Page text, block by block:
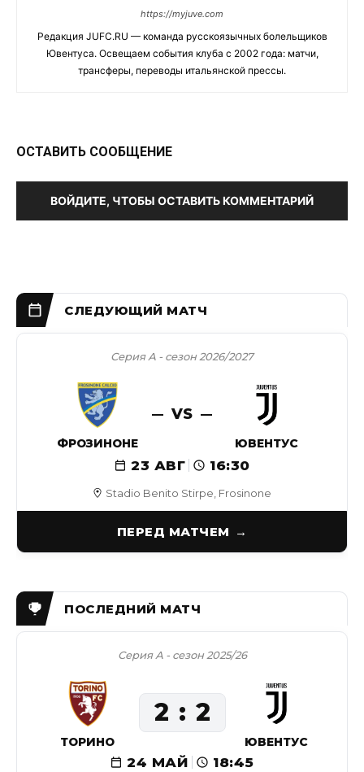
https://myjuve.com
Редакция JUFC.RU — команда русскоязычных болельщиков
Ювентуса. Освещаем события клуба с 2002 года: матчи,
трансферы, переводы итальянской прессы.
ОСТАВИТЬ СООБЩЕНИЕ
ВОЙДИТЕ, ЧТОБЫ ОСТАВИТЬ КОММЕНТАРИЙ
Stadio Benito Stirpe, Frosinone
Серия А - сезон 2026/2027
ФРОЗИНОНЕ
VS
ЮВЕНТУС
23 АВГ 16:30
ПЕРЕД МАТЧЕМ
Серия А - сезон 2025/26
24 МАЙ 18:45
ТОРИНО
2 2
ЮВЕНТУС